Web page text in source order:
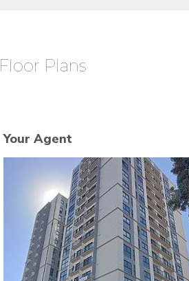
Floor Plans
Your Agent